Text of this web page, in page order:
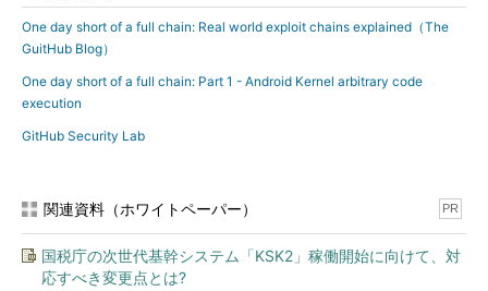
One day short of a full chain: Real world exploit chains explained（The
GuitHub Blog）
One day short of a full chain: Part 1 - Android Kernel arbitrary code
execution
GitHub Security Lab
関連資料（ホワイトペーパー） PR
国税庁の次世代基幹システム「KSK2」稼働開始に向けて、対
応すべき変更点とは?